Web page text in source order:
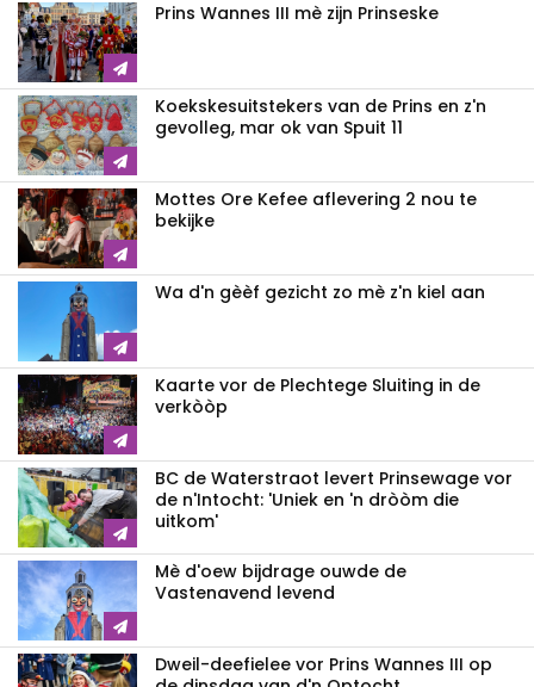
Prins Wannes III mè zijn Prinseske
Koekskesuitstekers van de Prins en z'n
gevolleg, mar ok van Spuit 11
Mottes Ore Kefee aflevering 2 nou te
bekijke
Wa d'n gèèf gezicht zo mè z'n kiel aan
Kaarte vor de Plechtege Sluiting in de
verkòòp
BC de Waterstraot levert Prinsewage vor
de n'Intocht: 'Uniek en 'n dròòm die
uitkom'
Mè d'oew bijdrage ouwde de
Vastenavend levend
Dweil-deefielee vor Prins Wannes III op